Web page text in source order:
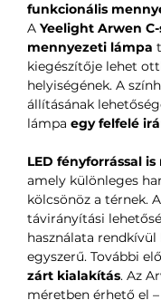
funkcionális
A Yeelight Arwen
mennyezeti lámpa
kiegészítője lehet
helyiségének. A
állításának
lámpa egy felfelé
LED fényforrással
amely különleges
kölcsönöz a térnek.
távirányítási
használata rendkívül
egyszerű. További
zárt kialakítás. Az
méretben érhető el –